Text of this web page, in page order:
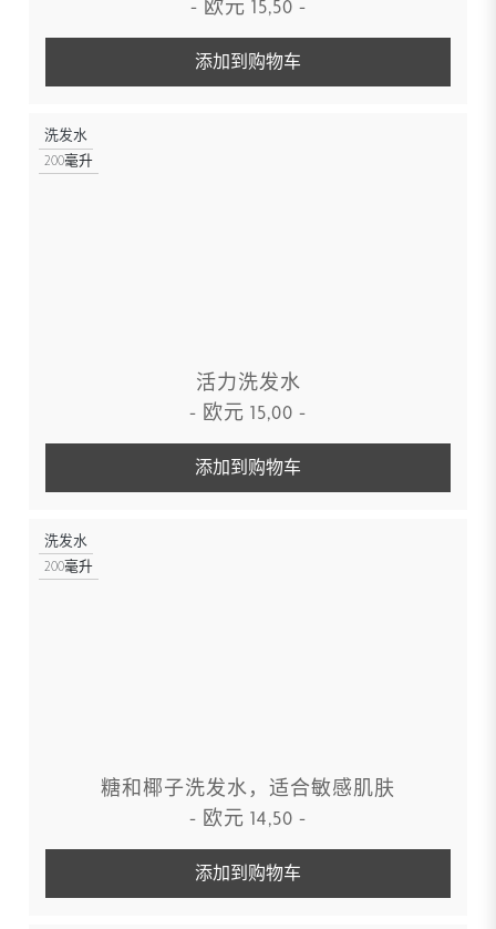
- 欧元 15,50 -
添加到购物车
洗发水
200毫升
活力洗发水
- 欧元 15,00 -
添加到购物车
洗发水
200毫升
糖和椰子洗发水，适合敏感肌肤
- 欧元 14,50 -
添加到购物车